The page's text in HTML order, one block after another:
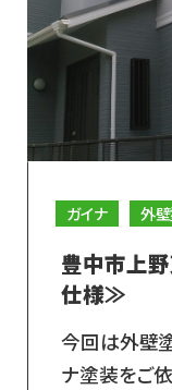
ガイナ 外
豊中市上
仕様≫
今回は外壁
ナ塗装をご